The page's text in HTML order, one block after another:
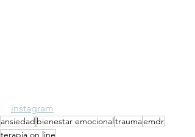
instagram
ansiedad bienestar emocionaltraumaemdr
terapia on line